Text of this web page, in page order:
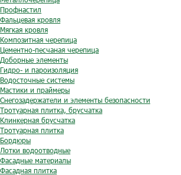
Профнастил
Фальцевая кровля
Мягкая кровля
Композитная черепица
Цементно-песчаная черепица
Доборные элементы
Гидро- и пароизоляция
Водосточные системы
Мастики и праймеры
Снегозадержатели и элементы безопасности
Тротуарная плитка, брусчатка
Клинкерная брусчатка
Тротуарная плитка
Бордюры
Лотки водоотводные
Фасадные материалы
Фасадная плитка